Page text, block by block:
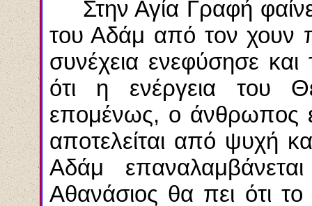
Στην Αγία Γραφή
του Αδάμ από τον χουν
συνέχεια ενεφύσησε
ότι η ενέργεια του
επομένως, ο άνθρωπος
αποτελείται από ψυχή
Αδάμ
Αθανάσιος θα πει ότι